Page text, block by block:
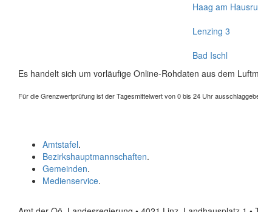
Haag am
Lenzing 3
Bad Ischl
Es handelt sich um vorläufige Online-Rohdaten aus dem
Für die Grenzwertprüfung ist der Tagesmittelwert von 0 bis 24 Uhr
Amtstafel.
Bezirkshauptmannschaften.
Gemeinden.
Medienservice.